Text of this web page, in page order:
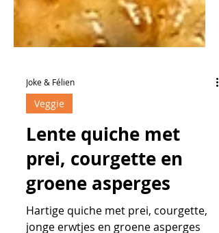
Joke & Félien
Veggie
Lente quiche met
prei, courgette en
groene asperges